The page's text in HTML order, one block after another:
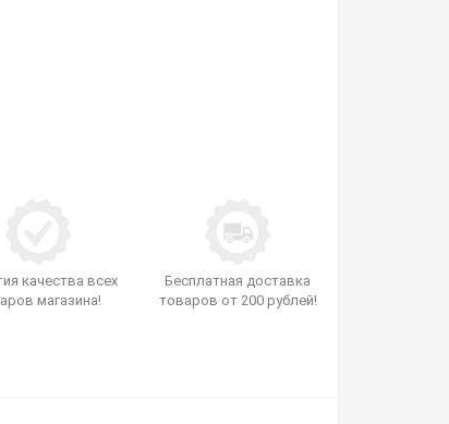
качества всех
магазина!
Бесплатная доставка
товаров от 200 рублей!